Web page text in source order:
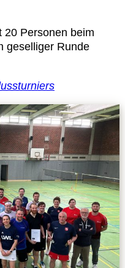
Kurs
20 Personen beim
geselliger Runde